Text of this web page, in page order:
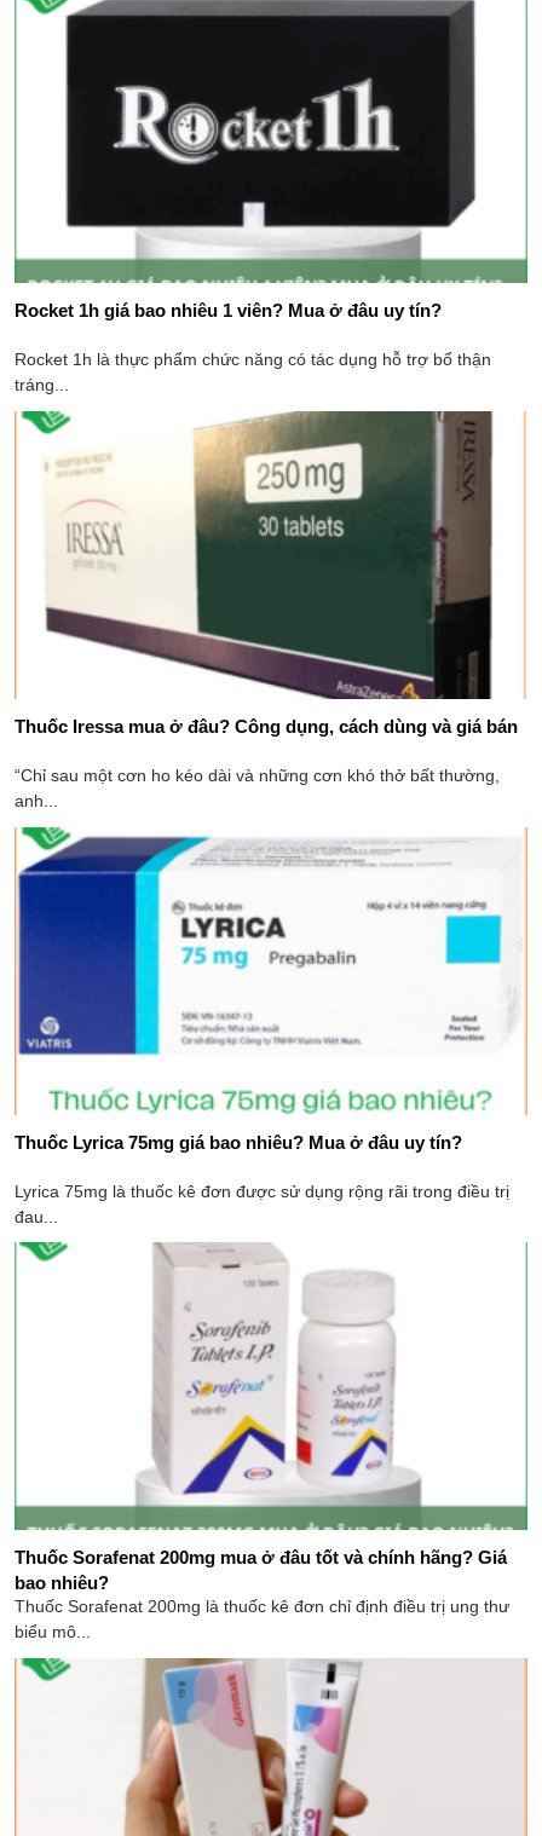
Rocket 1h giá bao nhiêu 1 viên​? Mua ở đâu​ uy tín?
Rocket 1h là thực phẩm chức năng có tác dụng hỗ trợ bổ thận
tráng...
Thuốc Iressa mua ở đâu? Công dụng, cách dùng và giá bán
“Chỉ sau một cơn ho kéo dài và những cơn khó thở bất thường,
anh...
Thuốc Lyrica 75mg giá bao nhiêu? Mua ở đâu uy tín?
Lyrica 75mg là thuốc kê đơn được sử dụng rộng rãi trong điều trị
đau...
Thuốc Sorafenat 200mg mua ở đâu tốt và chính hãng? Giá
bao nhiêu?
Thuốc Sorafenat 200mg là thuốc kê đơn chỉ định điều trị ung thư
biểu mô...